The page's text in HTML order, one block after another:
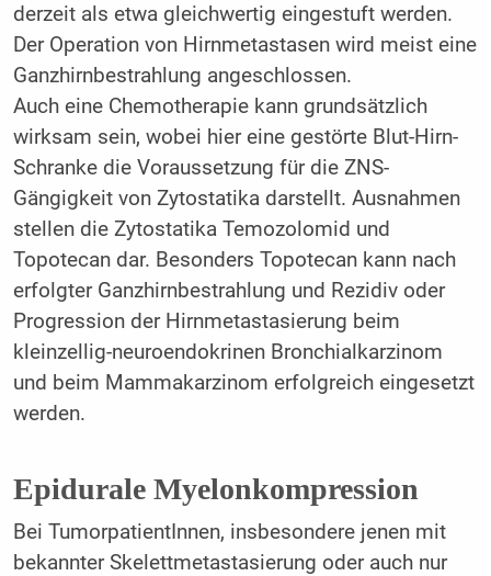
derzeit als etwa gleichwertig eingestuft werden.
Der Operation von Hirnmetastasen wird meist eine
Ganzhirnbestrahlung angeschlossen.
Auch eine Chemotherapie kann grundsätzlich
wirksam sein, wobei hier eine gestörte Blut-Hirn-
Schranke die Voraussetzung für die ZNS-
Gängigkeit von Zytostatika darstellt. Ausnahmen
stellen die Zytostatika Temo­zolomid und
Topotecan dar. Besonders Topotecan kann nach
erfolgter Ganzhirnbestrahlung und Rezidiv oder
Progression der Hirnmetastasierung beim
kleinzellig-neuroendokrinen Bronchialkarzinom
und beim Mammakarzinom erfolgreich eingesetzt
werden.
Epidurale Myelonkompression
Bei TumorpatientInnen, insbesondere jenen mit
bekannter Skelettmetastasierung oder auch nur